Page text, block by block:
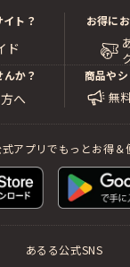
ト？
ド
お得に
か？
へ
商品やシ
無
アプリでもっとお得＆
あるる公式SNS